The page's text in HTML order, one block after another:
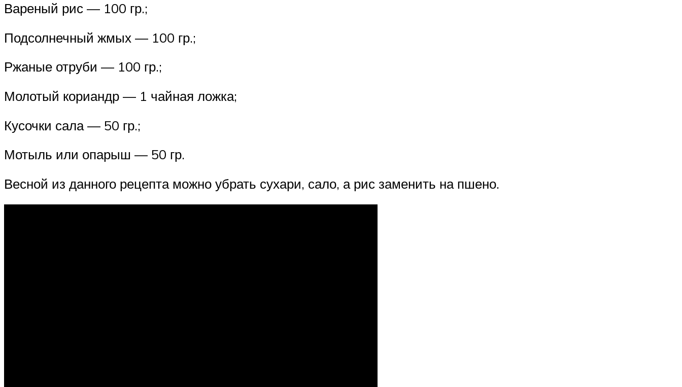
Вареный рис — 100 гр.;
Подсолнечный жмых — 100 гр.;
Ржаные отруби — 100 гр.;
Молотый кориандр — 1 чайная ложка;
Кусочки сала — 50 гр.;
Мотыль или опарыш — 50 гр.
Весной из данного рецепта можно убрать сухари, сало, а рис заменить на пшено.